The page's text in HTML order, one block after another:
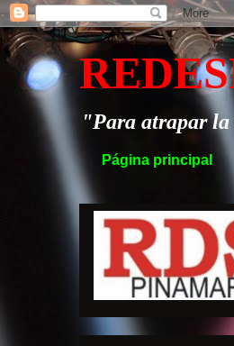
"Para atrapar
Página principal